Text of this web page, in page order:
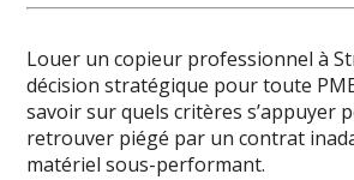
Louer un copieur professionnel à
décision stratégique pour toute
savoir sur quels critères s’appuyer
retrouver piégé par un contrat
matériel sous-performant.